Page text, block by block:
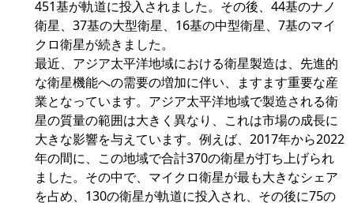
451基が軌道に投入されました。その後、44基のナノ
衛星、37基の大型衛星、16基の中型衛星、7基のマイ
クロ衛星が続きました。
最近、アジア太平洋地域における衛星製造は、先進的
な衛星機能への需要の増加に伴い、ますます重要な産
業となっています。アジア太平洋地域で製造される衛
星の質量の範囲は大きく異なり、これは市場の成長に
大きな影響を与えています。例えば、2017年から2022
年の間に、この地域で合計370の衛星が打ち上げられ
ました。その中で、マイクロ衛星が最も大きなシェア
を占め、130の衛星が軌道に投入され、その後に75の